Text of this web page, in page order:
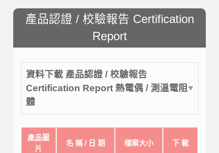
產品認證 / 校驗報告 Certification
Report
資料下載 產品認證 / 校驗報告
Certification Report 熱電偶 / 測溫電阻
體
產品圖
片
名 稱 / 日 期 檔案大小 下 載